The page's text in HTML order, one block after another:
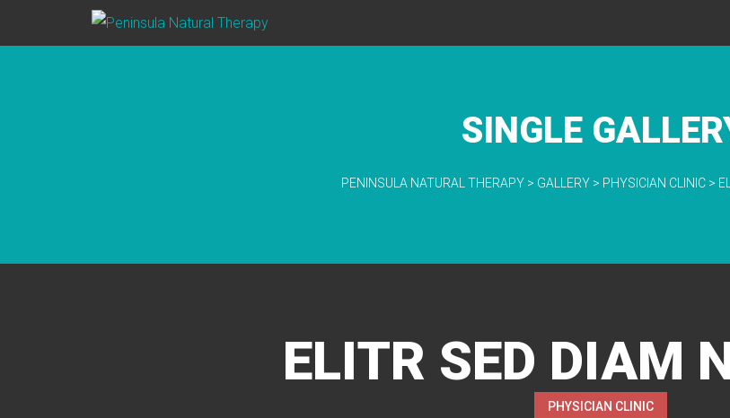
SINGLE
PENINSULA NATURAL THERAPY > GALLERY > PHYSICIAN CLINIC >
ELITR SED DIAM
PHYSICIAN CLINIC